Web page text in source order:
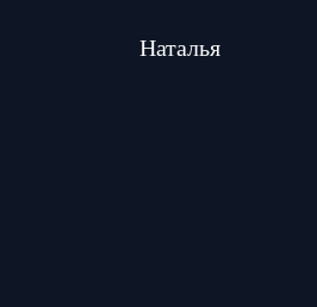
Наталья